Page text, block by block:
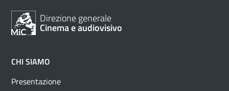
Direzione generale
Cinema e audiovisivo
CHI SIAMO
Presentazione